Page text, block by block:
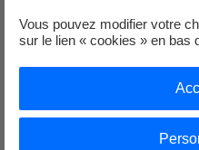
Vidéo témoignage
expérience
unique : nature,
Vous pouvez modifier votre
sur le lien « cookies » en bas